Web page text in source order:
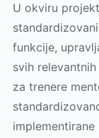
U okviru
funkcije,
svih
za trenere